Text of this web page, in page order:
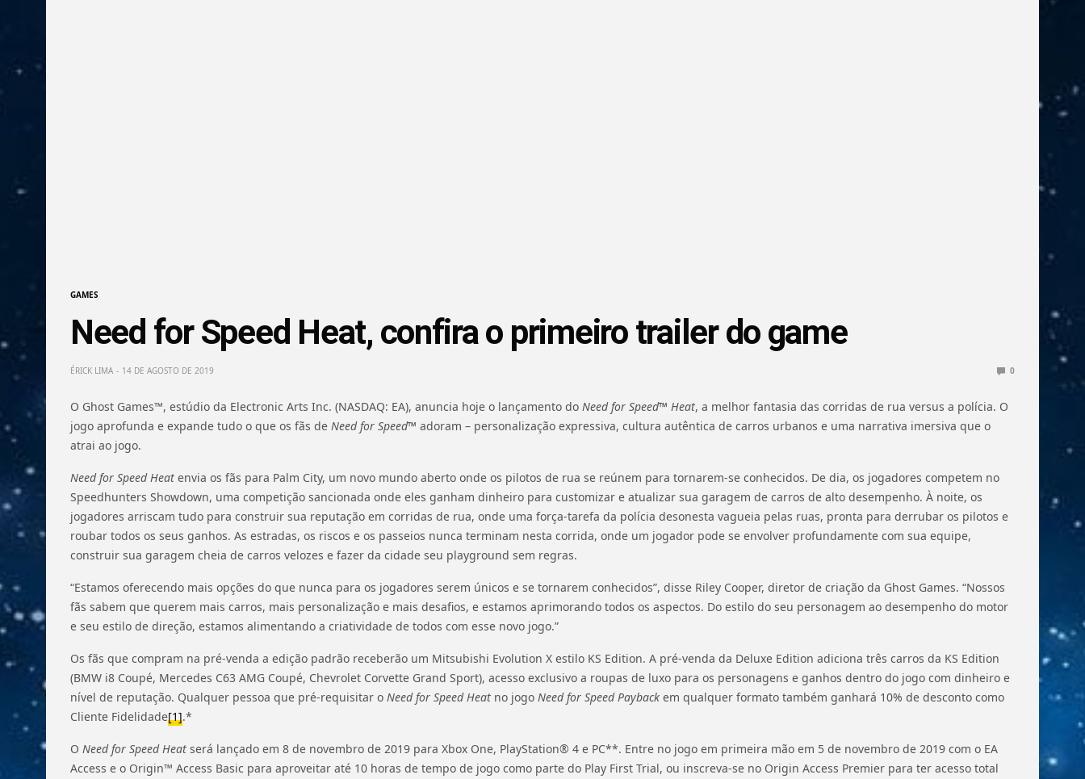
GAMES
Need for Speed Heat, confira o primeiro trailer do game
ÉRICK LIMA 14 DE AGOSTO DE 2019 0
O Ghost Games™, estúdio da Electronic Arts Inc. (NASDAQ: EA), anuncia hoje o lançamento doNeed for Speed™ Heat, a melhor fantasia das corridas de rua versus a polícia. O
jogo aprofunda e expande tudo o que os fãs deNeed for Speed™ adoram – personalização expressiva, cultura autêntica de carros urbanos e uma narrativa imersiva que o
atrai ao jogo.
Need for Speed Heatenvia os fãs para Palm City, um novo mundo aberto onde os pilotos de rua se reúnem para tornarem-se conhecidos. De dia, os jogadores competem no
Speedhunters Showdown, uma competição sancionada onde eles ganham dinheiro para customizar e atualizar sua garagem de carros de alto desempenho. À noite, os
jogadores arriscam tudo para construir sua reputação em corridas de rua, onde uma força-tarefa da polícia desonesta vagueia pelas ruas, pronta para derrubar os pilotos e
roubar todos os seus ganhos. As estradas, os riscos e os passeios nunca terminam nesta corrida, onde um jogador pode se envolver profundamente com sua equipe,
construir sua garagem cheia de carros velozes e fazer da cidade seu playground sem regras.
“Estamos oferecendo mais opções do que nunca para os jogadores serem únicos e se tornarem conhecidos”, disse Riley Cooper, diretor de criação da Ghost Games. “Nossos
fãs sabem que querem mais carros, mais personalização e mais desafios, e estamos aprimorando todos os aspectos. Do estilo do seu personagem ao desempenho do motor
e seu estilo de direção, estamos alimentando a criatividade de todos com esse novo jogo.”
Os fãs que compram na pré-venda a edição padrão receberão um Mitsubishi Evolution X estilo KS Edition. A pré-venda da Deluxe Edition adiciona três carros da KS Edition
(BMW i8 Coupé, Mercedes C63 AMG Coupé, Chevrolet Corvette Grand Sport), acesso exclusivo a roupas de luxo para os personagens e ganhos dentro do jogo com dinheiro e
nível de reputação. Qualquer pessoa que pré-requisitar oNeed for Speed Heat no jogoNeed for Speed Payback em qualquer formato também ganhará 10% de desconto como
Cliente Fidelidade[1].*
O Need for Speed Heatserá lançado em 8 de novembro de 2019 para Xbox One, PlayStation® 4 e PC**. Entre no jogo em primeira mão em 5 de novembro de 2019 com o EA
Access e o Origin™ Access Basic para aproveitar até 10 horas de tempo de jogo como parte do Play First Trial, ou inscreva-se no Origin Access Premier para ter acesso total